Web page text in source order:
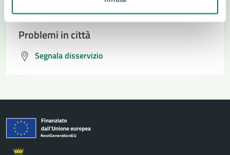
Problemi in città
Segnala disservizio